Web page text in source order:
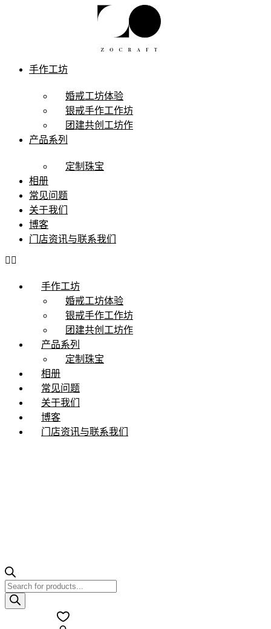
手作工坊
婚戒工坊体验
银戒手作工作坊
团建共创工坊作
产品系列
定制珠宝
相册
常见问题
关于我们
博客
门店资讯与联系我们
手作工坊
婚戒工坊体验
银戒手作工作坊
团建共创工坊作
产品系列
定制珠宝
相册
常见问题
关于我们
博客
门店资讯与联系我们
Products
search